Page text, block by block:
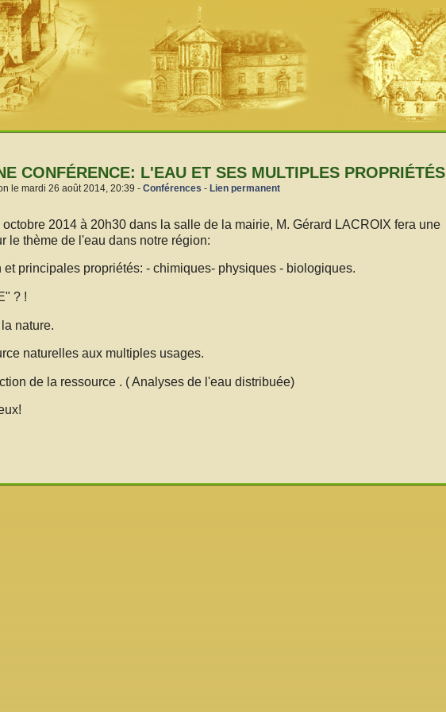
CONFÉRENCE: L'EAU ET SES MULTIPLES PROPRIÉTÉS
le mardi 26 août 2014, 20:39 - Conférences - Lien permanent
octobre 2014 à 20h30 dans la salle de la mairie, M. Gérard LACROIX fera une
le thème de l'eau dans notre région:
et principales propriétés: - chimiques- physiques - biologiques.
? !
nature.
naturelles aux multiples usages.
de la ressource . ( Analyses de l'eau distribuée)